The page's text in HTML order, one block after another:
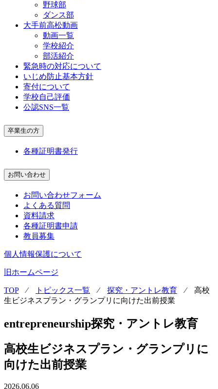
野球部
ダンス部
大手前高松動画
動画一覧
学校紹介
部活紹介
緊急時の対応について
いじめ防止基本方針
寄付について
学校自己評価
公認SNS一覧
卒業生の方
各種証明書発行
お問い合わせ
お問い合わせフォーム
よくある質問
資料請求
各種証明書申請
教員募集
個人情報保護について
旧ホームページ
TOP⁄ トピックス一覧 ⁄ 探究・アントレ教育 ⁄ 高校
生ビジネスプラン・グランプリに向けた出前授業
entrepreneurship探究・アントレ教育
高校生ビジネスプラン・グランプリに
向けた出前授業
2026.06.06